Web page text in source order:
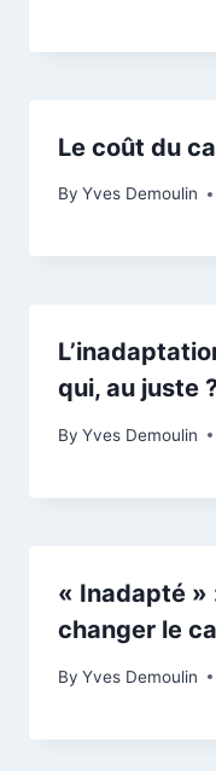
Le coût du
By Yves Demoulin
qui, au juste
By Yves Demoulin
« Inadapté »
changer le
By Yves Demoulin